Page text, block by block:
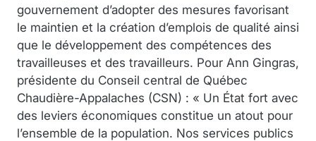
gouvernement d’adopter des mesures favorisant
le maintien et la création d’emplois de qualité ainsi
que le développement des compétences des
travailleuses et des travailleurs. Pour Ann Gingras,
présidente du Conseil central de Québec
Chaudière-Appalaches (CSN) : « Un État fort avec
des leviers économiques constitue un atout pour
l’ensemble de la population. Nos services publics